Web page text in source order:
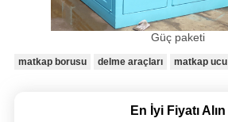
Güç paketi
matkap borusu delme araçları matkap ucu
En İyi Fiyatı Alın